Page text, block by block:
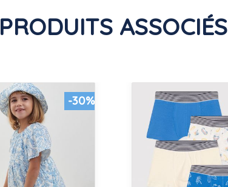
PRODUITS ASSOCIÉS
-30%